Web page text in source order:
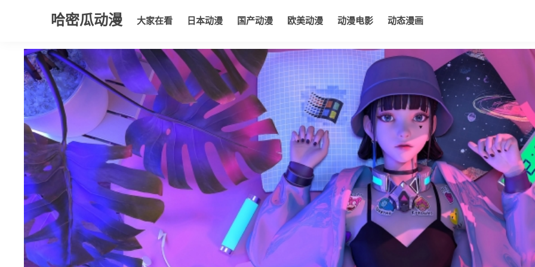
哈密瓜动漫 大家在看 日本动漫 国产动漫 欧美动漫 动漫电影 动态漫画
大家在看 日本动漫 国产动漫 欧美动漫 动漫电影 动态漫画